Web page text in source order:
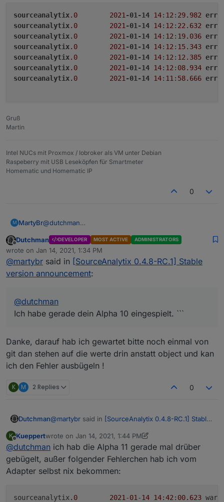
sourceanalytix.0 2021 -01-14 14: 12 : 29.982
sourceanalytix.0 2021 -01-14 14: 12 : 22.632
sourceanalytix.0 2021 -01-14 14: 12 : 19.036
sourceanalytix.0 2021 -01-14 14: 12 : 15.343
sourceanalytix.0 2021 -01-14 14: 12 : 12.385
sourceanalytix.0 2021 -01-14 14: 12 : 08.934
sourceanalytix.0 2021 -01-14 14: 11 : 58.666
Gruß
Martin
Intel NUCs mit Proxmox / Iobroker als VM unter Debian
Raspeberry mit USB Leseköpfen für Smartmeter
Homematic und Homematic IP
0
M MartyBr@dutchman
sourceanalytix.0	2021-01-14
sourceanalytix.0	2021-01-14
sourceanalytix.0	2021-01-14
sourceanalytix.0	2021-01-14
sourceanalytix.0	2021-01-14
Offline
Dutchman DEVELOPER MOST ACTIVE ADMINISTRATORS
wrote on Jan 14, 2021, 1:34 PM
last edited by
@martybr said in [SourceAnalytix 0.4.8-RC.1] Stable
version announcement:
@dutchman
Ich habe gerade dein Alpha 10 eingespielt. ```
Danke, darauf hab ich gewartet bitte noch einmal von
git dan stehen auf die werte drin anstatt object und kan
ich den Fehler ausbügeln !
K M 2 Replies 0
Dutchman@martybr said in [SourceAnalytix 0.4.8-RC.1] Stable
@ dutchman
Ich habe gerade dein Alpha 10 eingespielt. ```
Danke, darauf hab ich gewartet bitte noch einmal
von git dan stehen auf die werte drin anstatt object
K
Offline
Kueppertwrote on Jan 14, 2021, 1:44 PM
last edited by KueppertJan 14, 2021, 2:50 PM
@dutchman ich hab die Alpha 11 gerade mal drüber
gebügelt, außer folgender Fehlerchen hab ich vom
Adapter selbst nix bekommen:
sourceanalytix.0 2021 -01 -14 14:42 : 00.623